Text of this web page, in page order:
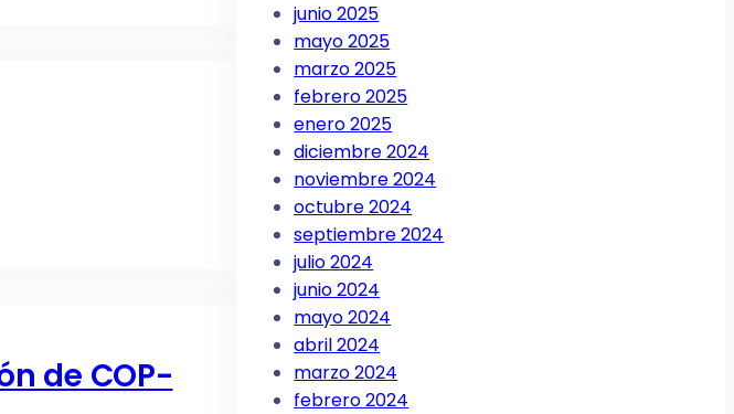
de COP-
junio 2025
mayo 2025
marzo 2025
febrero 2025
enero 2025
diciembre 2024
noviembre 2024
octubre 2024
septiembre 2024
julio 2024
junio 2024
mayo 2024
abril 2024
marzo 2024
febrero 2024